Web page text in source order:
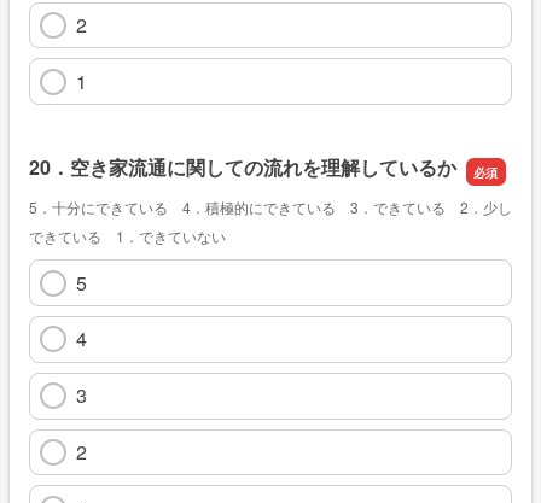
2
1
20．空き家流通に関しての流れを理解しているか
5．十分にできている 4．積極的にできている 3．できている 2．少し
できている 1．できていない
5
4
3
2